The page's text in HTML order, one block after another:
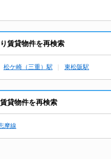
賃貸物件を再検索
松ケ崎（三重）駅 東松阪駅
貸物件を再検索
摩線